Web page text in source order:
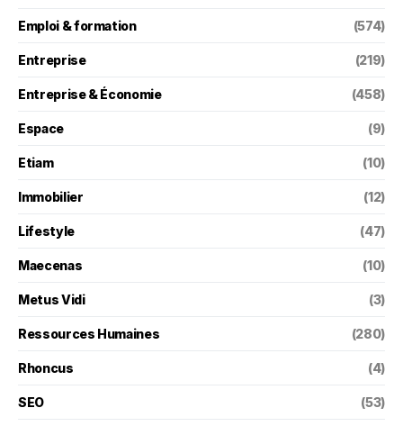
Emploi & formation (574)
Entreprise (219)
Entreprise & Économie (458)
Espace (9)
Etiam (10)
Immobilier (12)
Lifestyle (47)
Maecenas (10)
Metus Vidi (3)
Ressources Humaines (280)
Rhoncus (4)
SEO (53)